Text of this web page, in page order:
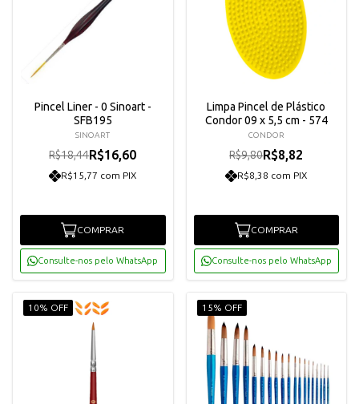
Pincel Liner - 0 Sinoart -
SFB195
SINOART
R$18,44R$16,60
R$15,77 com PIX
COMPRAR
Consulte-nos pelo WhatsApp
Limpa Pincel de Plástico
Condor 09 x 5,5 cm - 574
CONDOR
R$9,80R$8,82
R$8,38 com PIX
COMPRAR
Consulte-nos pelo WhatsApp
10% OFF 15% OFF